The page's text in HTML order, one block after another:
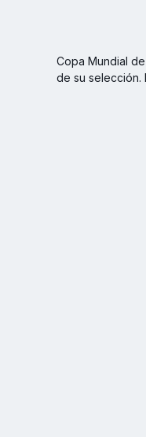
Copa Mundial
de su selección.